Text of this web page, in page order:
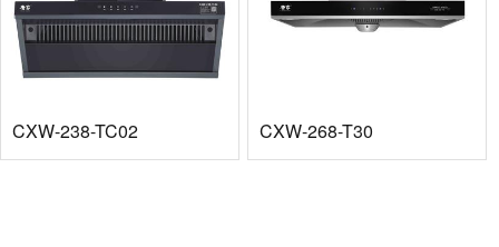
CXW-238-TC02 CXW-268-T30